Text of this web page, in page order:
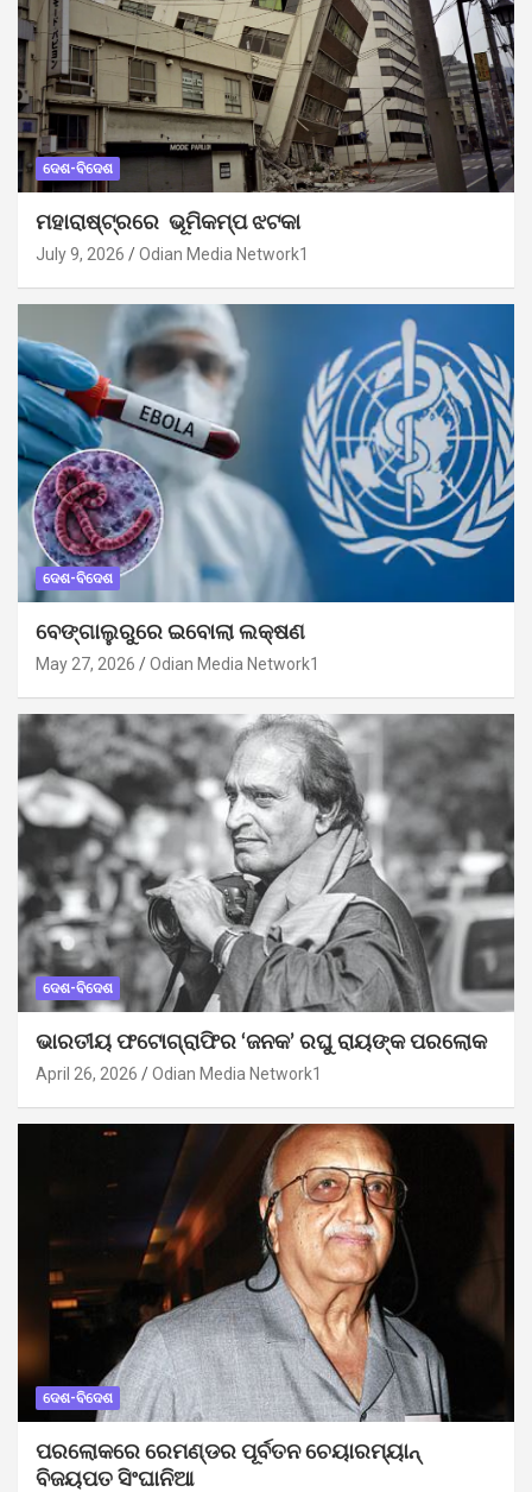
ଦେଶ-ବିଦେଶ
ମହାରାଷ୍ଟ୍ରରେ ଭୂମିକମ୍ପ ଝଟକା
July 9, 2026 Odian Media Network1
ଦେଶ-ବିଦେଶ
ବେଙ୍ଗାଲୁରୁରେ ଇବୋଲା ଲକ୍ଷଣ
May 27, 2026 Odian Media Network1
ଦେଶ-ବିଦେଶ
ଭାରତୀୟ ଫଟୋଗ୍ରାଫିର ‘ଜନକ’ ରଘୁ ରାୟଙ୍କ ପରଲୋକ
April 26, 2026 Odian Media Network1
ଦେଶ-ବିଦେଶ
ପରଲୋକରେ ରେମଣ୍ଡର ପୂର୍ବତନ ଚେୟାରମ୍ୟାନ୍
ବିଜୟପତ ସିଂଘାନିଆ